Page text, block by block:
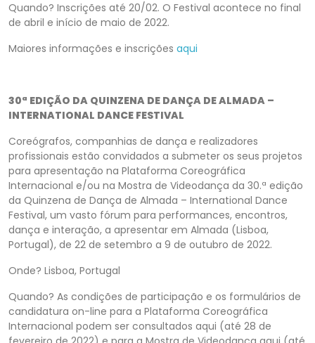
Quando? Inscrições até 20/02. O Festival acontece no final
de abril e início de maio de 2022.
Maiores informações e inscrições aqui
30ª EDIÇÃO DA QUINZENA DE DANÇA DE ALMADA –
INTERNATIONAL DANCE FESTIVAL
Coreógrafos, companhias de dança e realizadores
profissionais estão convidados a submeter os seus projetos
para apresentação na Plataforma Coreográfica
Internacional e/ou na Mostra de Videodança da 30.ª edição
da Quinzena de Dança de Almada – International Dance
Festival, um vasto fórum para performances, encontros,
dança e interação, a apresentar em Almada (Lisboa,
Portugal), de 22 de setembro a 9 de outubro de 2022.
Onde? Lisboa, Portugal
Quando? As condições de participação e os formulários de
candidatura on-line para a Plataforma Coreográfica
Internacional podem ser consultados aqui (até 28 de